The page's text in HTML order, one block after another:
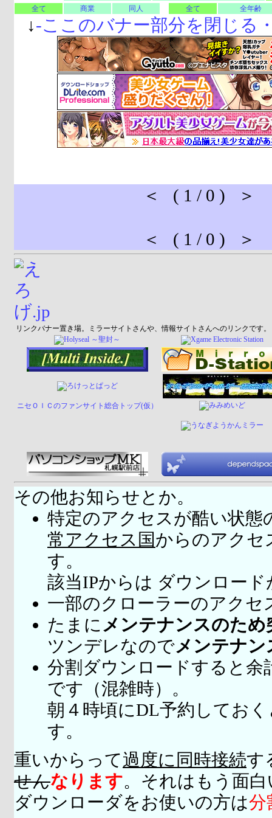
全て
商業 同人 全て 全年齢
↓-ここのバナー部分を閉じる
＜ ( 1 / 0 ) ＞
＜ ( 1 / 0 ) ＞
リンクバナー置き場。ミラーサイトさんや、情報サイトさんへのリンクです。
ニセＯＩＣのファンサイト総合トップ(仮）
その他お知らせとか。
特定のアクセスが酷い状態
常アクセス国からのアクセ
す。
該当IPからは ダウンロー
一部のクローラーのアクセ
たまに メンテナンスのため
ツンデレなのでメンテナ
分割ダウンロードすると余
です（混雑時）。
朝４時頃にDL予約してお
す。
重いからって過度に同時接続す
せんなります。それはもう面
ダウンローダをお使いの方は分